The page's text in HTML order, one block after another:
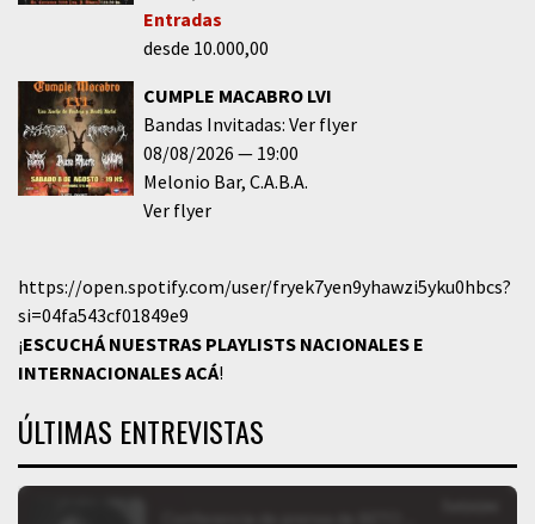
Entradas
desde 10.000,00
CUMPLE MACABRO LVI
Bandas Invitadas: Ver flyer
08/08/2026
19:00
Melonio Bar C.A.B.A.
Ver flyer
https://open.spotify.com/user/fryek7yen9yhawzi5yku0hbcs?
si=04fa543cf01849e9
¡ESCUCHÁ NUESTRAS PLAYLISTS NACIONALES E
INTERNACIONALESACÁ!
ÚLTIMAS ENTREVISTAS